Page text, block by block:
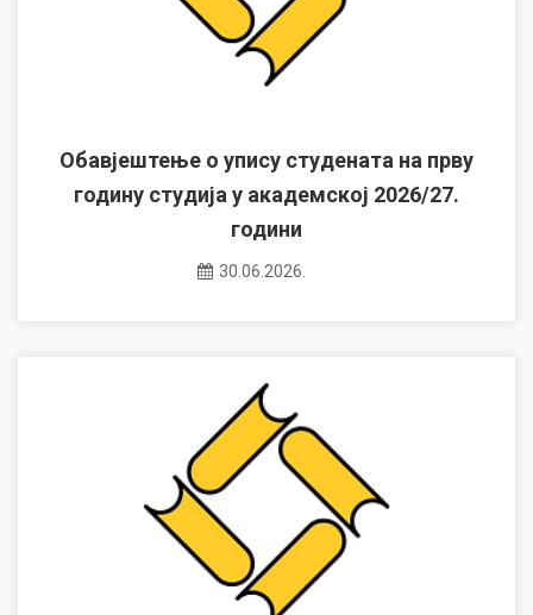
Обавјештење о упису студената на прву
годину студија у академској 2026/27.
години
30.06.2026.